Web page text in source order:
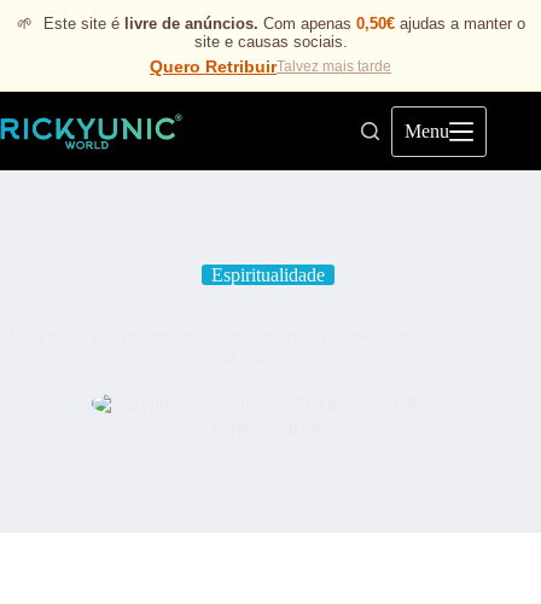
🌱 Este site é livre de anúncios. Com apenas 0,50€ajudas a manter o
site e causas sociais.
Quero RetribuirTalvez mais tarde
Menu
Espiritualidade